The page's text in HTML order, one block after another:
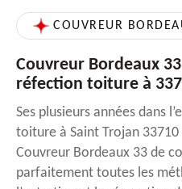
COUVREUR
Couvreur Bordeaux
réfection toiture à
Ses plusieurs années dans
toiture à Saint Trojan
Couvreur Bordeaux 33 de
parfaitement toutes les